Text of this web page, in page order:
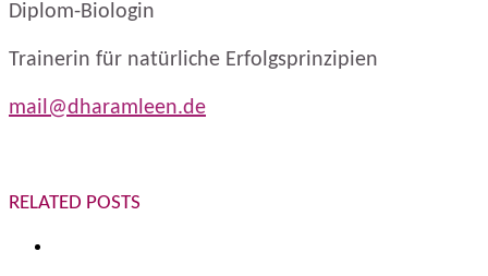
Diplom-Biologin
Trainerin für natürliche Erfolgsprinzipien
mail@dharamleen.de
RELATED POSTS